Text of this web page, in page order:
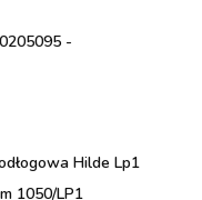
-
Hilde Lp1
1050/LP1